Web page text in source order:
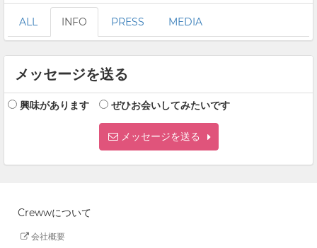
ALL INFO PRESS MEDIA
メッセージを送る
興味があります ぜひお会いしてみたいです
メッセージを送る
Crewwについて
会社概要